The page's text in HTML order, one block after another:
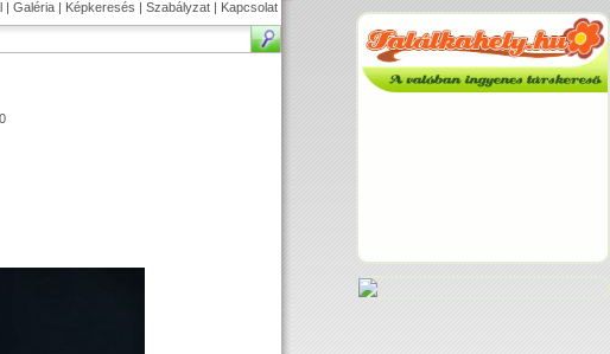
| Galéria | Képkeresés | Szabályzat | Kapcsolat